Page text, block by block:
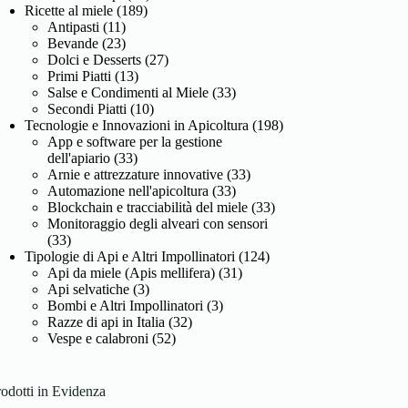
Ricette al miele (189)
Antipasti (11)
Bevande (23)
Dolci e Desserts (27)
Primi Piatti (13)
Salse e Condimenti al Miele (33)
Secondi Piatti (10)
Tecnologie e Innovazioni in Apicoltura (198)
App e software per la gestione
dell'apiario (33)
Arnie e attrezzature innovative (33)
Automazione nell'apicoltura (33)
Blockchain e tracciabilità del miele (33)
Monitoraggio degli alveari con sensori
(33)
Tipologie di Api e Altri Impollinatori (124)
Api da miele (Apis mellifera) (31)
Api selvatiche (3)
Bombi e Altri Impollinatori (3)
Razze di api in Italia (32)
Vespe e calabroni (52)
in Evidenza